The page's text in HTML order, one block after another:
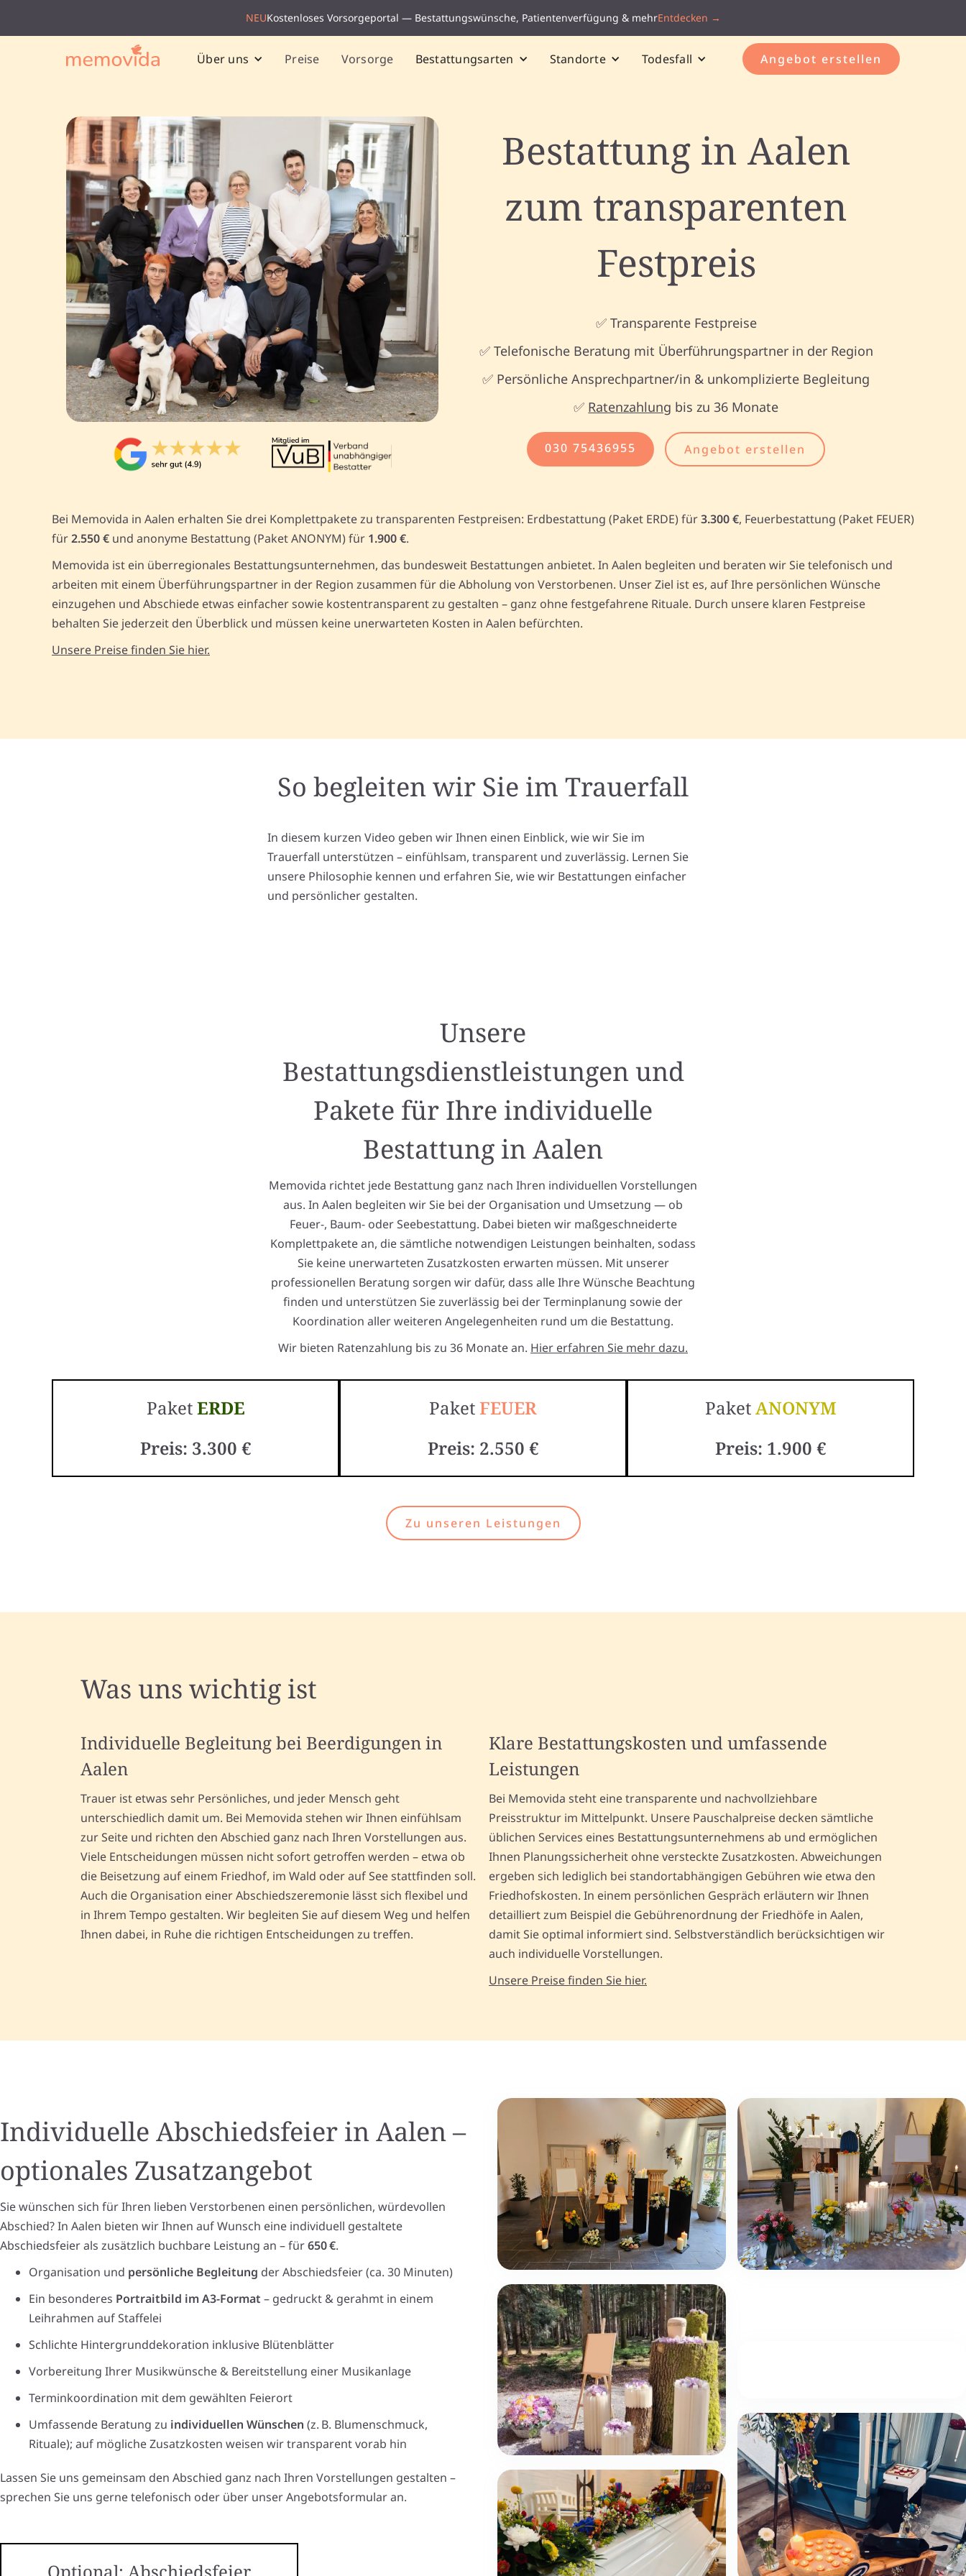
NEUKostenloses Vorsorgeportal — Bestattungswünsche, Patientenverfügung & mehrEntdecken →
Über uns Preise Vorsorge Bestattungsarten Standorte Todesfall Angebot erstellen
Bestattung in Aalen
zum transparenten
Festpreis
✅ Transparente Festpreise
✅ Telefonische Beratung mit Überführungspartner in der Region
✅ Persönliche Ansprechpartner/in & unkomplizierte Begleitung
✅ Ratenzahlung bis zu 36 Monate
030 75436955 Angebot erstellen
Bei Memovida in Aalen erhalten Sie drei Komplettpakete zu transparenten Festpreisen: Erdbestattung (Paket ERDE) für3.300 €, Feuerbestattung (Paket FEUER)
für2.550 € und anonyme Bestattung (Paket ANONYM) für 1.900 €.
Memovida ist ein überregionales Bestattungsunternehmen, das bundesweit Bestattungen anbietet. In Aalen begleiten und beraten wir Sie telefonisch und
arbeiten mit einem Überführungspartner in der Region zusammen für die Abholung von Verstorbenen. Unser Ziel ist es, auf Ihre persönlichen Wünsche
einzugehen und Abschiede etwas einfacher sowie kostentransparent zu gestalten – ganz ohne festgefahrene Rituale. Durch unsere klaren Festpreise
behalten Sie jederzeit den Überblick und müssen keine unerwarteten Kosten in Aalen befürchten.
Unsere Preise finden Sie hier.
So begleiten wir Sie im Trauerfall
In diesem kurzen Video geben wir Ihnen einen Einblick, wie wir Sie im
Trauerfall unterstützen – einfühlsam, transparent und zuverlässig. Lernen Sie
unsere Philosophie kennen und erfahren Sie, wie wir Bestattungen einfacher
und persönlicher gestalten.
Unsere
Bestattungsdienstleistungen und
Pakete für Ihre individuelle
Bestattung in Aalen
Memovida richtet jede Bestattung ganz nach Ihren individuellen Vorstellungen
aus. In Aalen begleiten wir Sie bei der Organisation und Umsetzung — ob
Feuer-, Baum- oder Seebestattung. Dabei bieten wir maßgeschneiderte
Komplettpakete an, die sämtliche notwendigen Leistungen beinhalten, sodass
Sie keine unerwarteten Zusatzkosten erwarten müssen. Mit unserer
professionellen Beratung sorgen wir dafür, dass alle Ihre Wünsche Beachtung
finden und unterstützen Sie zuverlässig bei der Terminplanung sowie der
Koordination aller weiteren Angelegenheiten rund um die Bestattung.
Wir bieten Ratenzahlung bis zu 36 Monate an. Hier erfahren Sie mehr dazu.
PaketERDE
Preis: 3.300 €
PaketFEUER
Preis: 2.550 €
PaketANONYM
Preis: 1.900 €
Zu unseren Leistungen
Was uns wichtig ist
Individuelle Begleitung bei Beerdigungen in
Aalen
Trauer ist etwas sehr Persönliches, und jeder Mensch geht
unterschiedlich damit um. Bei Memovida stehen wir Ihnen einfühlsam
zur Seite und richten den Abschied ganz nach Ihren Vorstellungen aus.
Viele Entscheidungen müssen nicht sofort getroffen werden – etwa ob
die Beisetzung auf einem Friedhof, im Wald oder auf See stattfinden soll.
Auch die Organisation einer Abschiedszeremonie lässt sich flexibel und
in Ihrem Tempo gestalten. Wir begleiten Sie auf diesem Weg und helfen
Ihnen dabei, in Ruhe die richtigen Entscheidungen zu treffen.
Klare Bestattungskosten und umfassende
Leistungen
Bei Memovida steht eine transparente und nachvollziehbare
Preisstruktur im Mittelpunkt. Unsere Pauschalpreise decken sämtliche
üblichen Services eines Bestattungsunternehmens ab und ermöglichen
Ihnen Planungssicherheit ohne versteckte Zusatzkosten. Abweichungen
ergeben sich lediglich bei standortabhängigen Gebühren wie etwa den
Friedhofskosten. In einem persönlichen Gespräch erläutern wir Ihnen
detailliert zum Beispiel die Gebührenordnung der Friedhöfe in Aalen,
damit Sie optimal informiert sind. Selbstverständlich berücksichtigen wir
auch individuelle Vorstellungen.
Unsere Preise finden Sie hier.
Individuelle Abschiedsfeier in Aalen –
optionales Zusatzangebot
Sie wünschen sich für Ihren lieben Verstorbenen einen persönlichen, würdevollen
Abschied? In Aalen bieten wir Ihnen auf Wunsch eine individuell gestaltete
Abschiedsfeier als zusätzlich buchbare Leistung an – für650 €.
Organisation und persönliche Begleitung der Abschiedsfeier (ca. 30 Minuten)
Ein besonderes Portraitbild im A3-Format – gedruckt & gerahmt in einem
Leihrahmen auf Staffelei
Schlichte Hintergrunddekoration inklusive Blütenblätter
Vorbereitung Ihrer Musikwünsche & Bereitstellung einer Musikanlage
Terminkoordination mit dem gewählten Feierort
Umfassende Beratung zu individuellen Wünschen (z. B. Blumenschmuck,
Rituale); auf mögliche Zusatzkosten weisen wir transparent vorab hin
Lassen Sie uns gemeinsam den Abschied ganz nach Ihren Vorstellungen gestalten –
sprechen Sie uns gerne telefonisch oder über unser Angebotsformular an.